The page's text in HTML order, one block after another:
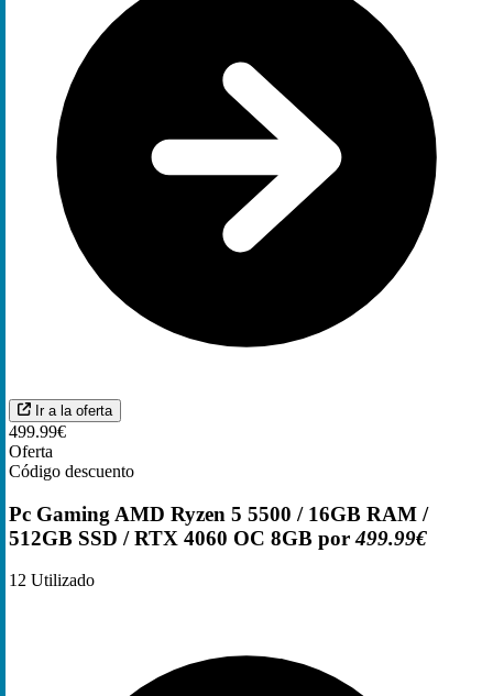
Ir a la oferta
499.99€
Oferta
Código descuento
Pc Gaming AMD Ryzen 5 5500 / 16GB RAM /
512GB SSD / RTX 4060 OC 8GB por499.99€
12 Utilizado